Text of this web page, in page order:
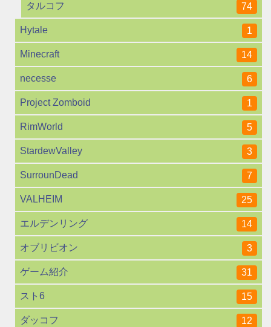
タルコフ 74
Hytale 1
Minecraft 14
necesse 6
Project Zomboid 1
RimWorld 5
StardewValley 3
SurrounDead 7
VALHEIM 25
エルデンリング 14
オブリビオン 3
ゲーム紹介 31
スト6 15
ダッコフ 12